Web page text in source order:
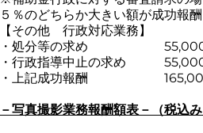
５％のどちらか大きい額が成功報
【その他 行政対応業務】
・処分等の求め 55,000
・行政指導中止の求め
・上記成功報酬
－写真撮影業務報酬額表－（税込